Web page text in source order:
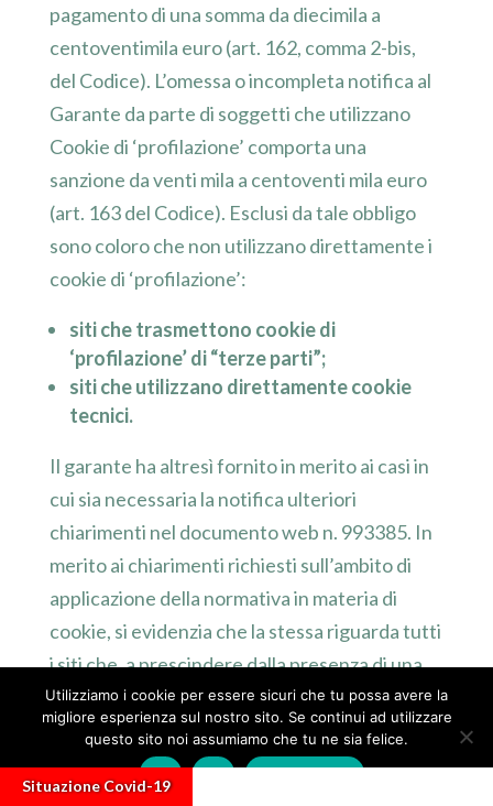
pagamento di una somma da diecimila a
centoventimila euro (art. 162, comma 2-bis,
del Codice). L’omessa o incompleta notifica al
Garante da parte di soggetti che utilizzano
Cookie di ‘profilazione’ comporta una
sanzione da venti mila a centoventi mila euro
(art. 163 del Codice). Esclusi da tale obbligo
sono coloro che non utilizzano direttamente i
cookie di ‘profilazione’:
siti che trasmettono cookie di
‘profilazione’ di “terze parti”;
siti che utilizzano direttamente cookie
tecnici.
Il garante ha altresì fornito in merito ai casi in
cui sia necessaria la notifica ulteriori
chiarimenti nel documento web n. 993385. In
merito ai chiarimenti richiesti sull’ambito di
applicazione della normativa in materia di
cookie, si evidenzia che la stessa riguarda tutti
i siti che, a prescindere dalla presenza di una
sede nel territorio dello Stato, installano
cookie sui terminali degli utenti, utilizzando
quindi per il trattamento“strumenti situati sul
territorio dello Stato”
Situazione Covid-19
Utilizziamo i cookie per essere sicuri che tu possa avere la
migliore esperienza sul nostro sito. Se continui ad utilizzare
questo sito noi assumiamo che tu ne sia felice.
Ok
No Privacy policy